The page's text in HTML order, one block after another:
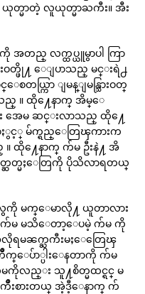
တ္မာတဲ့ လူယုတ္မာႀကီး။ အီး
အတည္ လက္ထပ္ယူမွာပါ ကြာ
ဝတ္ဖို႔ ေျပာသည္ မင္းရဲ႕
ယ္ကြာ ျမန္ျမန္သြားဝတ္
ည္ ။ ထို႔ေနာက္ အိမ္ေ
း အေမ ဆင္းလာသည္ ထို႔ေ
ႏွင့္ မ်က္ရည္ေတြၾကားက
ထို႔ေနာက္ က်မ ဦးနဲ႔ အိ
တ္ဆတ္မႈေတြကို ပိုသိလာရတယ္
ကို မက္ေမာလို႔ ယူတာလား
က်မ မသိေတာ့ေပမဲ့ က်မ ကို
ရမၼက္ႀကီးမႈေတြေၾ
က္ေပ်ာ္ပါးေနတာကို က်မ
မကိုလည္း သူ႔စိတ္မထင္ရင္ မ
ကိဳးစားတယ္ အဲ့ဒီ့ေနာက္ က်